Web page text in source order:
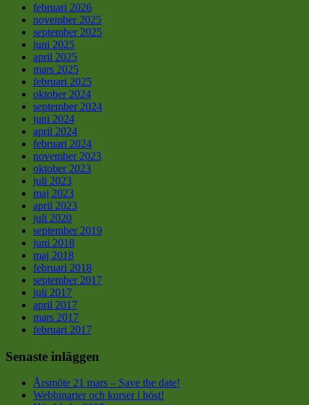
februari 2026
november 2025
september 2025
juni 2025
april 2025
mars 2025
februari 2025
oktober 2024
september 2024
juni 2024
april 2024
februari 2024
november 2023
oktober 2023
juli 2023
maj 2023
april 2023
juli 2020
september 2019
juni 2018
maj 2018
februari 2018
september 2017
juli 2017
april 2017
mars 2017
februari 2017
Senaste inläggen
Årsmöte 21 mars – Save the date!
Webbinarier och kurser i höst!